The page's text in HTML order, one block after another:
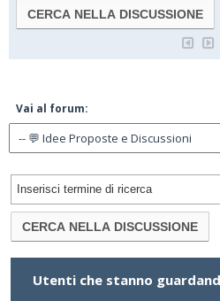
Vai al forum:
Utenti che stanno